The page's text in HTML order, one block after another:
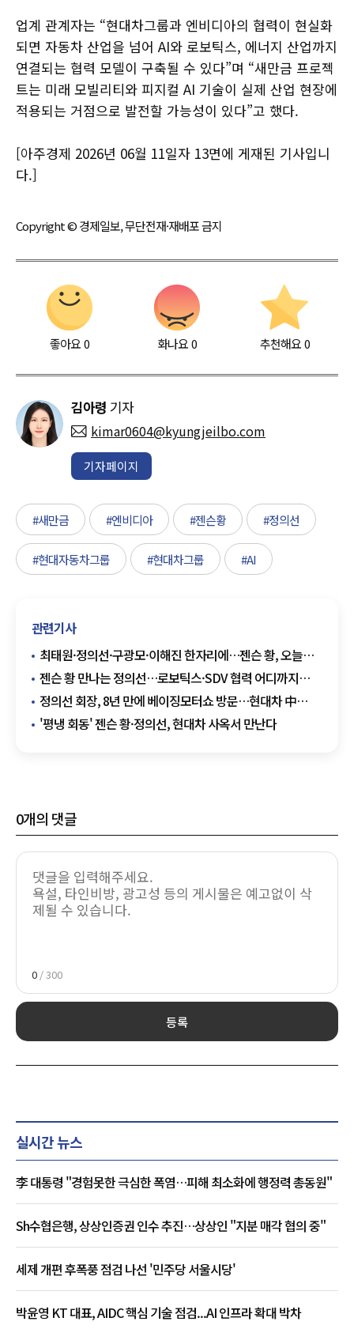
업계 관계자는 “현대차그룹과 엔비디아의 협력이 현실화
되면 자동차 산업을 넘어 AI와 로보틱스, 에너지 산업까지
연결되는 협력 모델이 구축될 수 있다”며 “새만금 프로젝
트는 미래 모빌리티와 피지컬 AI 기술이 실제 산업 현장에
적용되는 거점으로 발전할 가능성이 있다”고 했다.
[아주경제 2026년 06월 11일자 13면에 게재된 기사입니
다.]
Copyright © 경제일보, 무단전재·재배포 금지
좋아요0 화나요0 추천해요 0
김아령 기자
kimar0604@kyungjeilbo.com
기자페이지
#새만금 #엔비디아 #젠슨황 #정의선
#현대자동차그룹 #현대차그룹 #AI
관련기사
최태원·정의선·구광모·이해진 한자리에…젠슨 황, 오늘
韓서 '삼쏘회동'
젠슨 황 만나는 정의선…로보틱스·SDV 협력 어디까지
확대될까
정의선 회장, 8년 만에 베이징모터쇼 방문…현대차 中
재공략 점검
'평냉 회동' 젠슨 황·정의선, 현대차 사옥서 만난다
0개의 댓글
0 / 300
등록
실시간 뉴스
李 대통령 "경험못한 극심한 폭염…피해 최소화에 행정력 총동원"
Sh수협은행, 상상인증권 인수 추진…상상인 "지분 매각 협의 중"
세제 개편 후폭풍 점검 나선 '민주당 서울시당'
박윤영 KT 대표, AIDC 핵심 기술 점검...AI 인프라 확대 박차